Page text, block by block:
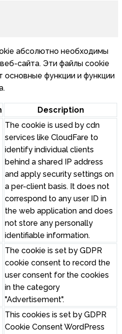
абсолютно необходимы
сайта. Эти файлы cookie
функции и функции
Description
The cookie is used by cdn
services like CloudFare to
identify individual clients
behind a shared IP address
and apply security settings on
a per-client basis. It does not
correspond to any user ID in
the web application and does
not store any personally
identifiable information.
The cookie is set by GDPR
cookie consent to record the
user consent for the cookies
in the category
"Advertisement".
This cookies is set by GDPR
Cookie Consent WordPress